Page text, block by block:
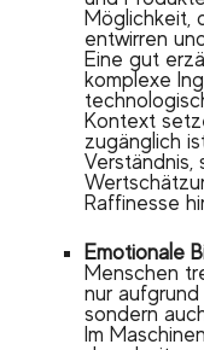
Möglichkeit,
entwirren
Eine gut
komplexe
Kontext
zugänglich
Verständnis,
Raffinesse
Emotionale
Menschen
nur
sondern
Im